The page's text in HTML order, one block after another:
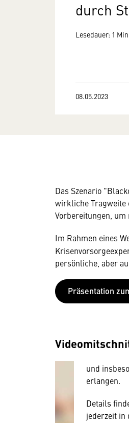
durch
Lesedauer: 1
08.05.2023
Das Szenario
wirkliche Tragweite
Vorbereitungen, um
Im Rahmen eines
persönliche, aber
­Präsentation
Wir
Geräten
und
erlangen.
Details
jederzeit in